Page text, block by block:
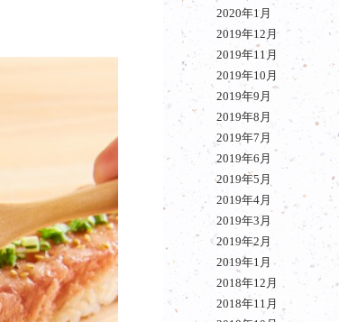
2020年1月
2019年12月
2019年11月
2019年10月
2019年9月
2019年8月
2019年7月
2019年6月
2019年5月
2019年4月
2019年3月
2019年2月
2019年1月
2018年12月
2018年11月